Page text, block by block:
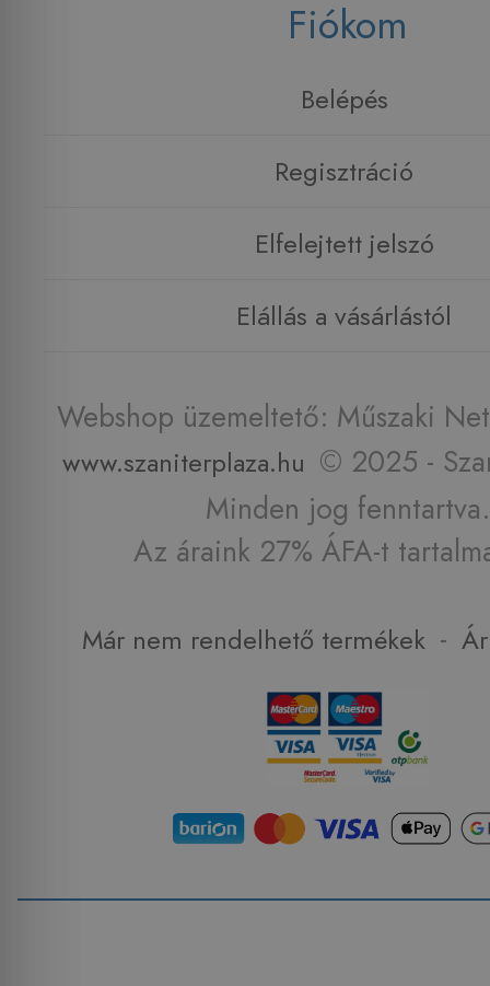
Fiókom
Belépés
Regisztráció
Elfelejtett jelszó
Elállás a vásárlástól
Webshop üzemeltető: Műszaki
www.szaniterplaza.hu © 2025 -
Minden jog fenntartva.
Az áraink 27% ÁFA-t
Már nem rendelhető termékek -